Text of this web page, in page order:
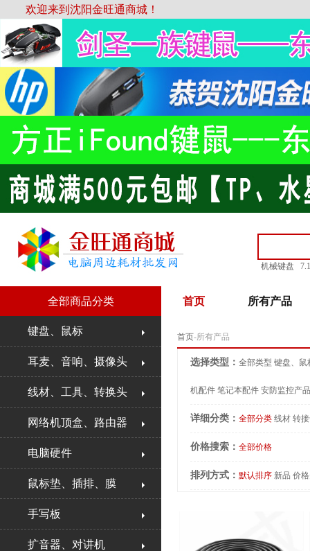
欢迎来到沈阳金旺通商城！
机械键盘
首页 所有产品
全部商品分类
键盘、鼠标
耳麦、音响、摄像头
线材、工具、转换头
网络机顶盒、路由器
电脑硬件
鼠标垫、插排、膜
手写板
扩音器、对讲机
首页-所有产品
选择类型： 全部类型 键盘、鼠
机配件 笔记本配件 安防监控产品
详细分类： 全部分类 线材 转
价格搜索： 全部价格
排列方式： 默认排序 新品 价